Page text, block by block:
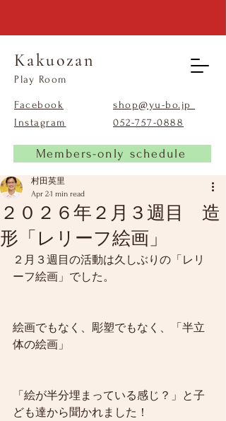
Kakuozan
​Play Room
Facebook
Instagram
shop@yu-bo.jp
​052-757-0888
Members-only schedule
２０２６年２月３週目 造
形「レリーフ絵画」
村田英里
Apr 21 min read
２月３週目の活動は久しぶりの「レリ
ーフ絵画」でした。
絵画でもなく、彫塑でもなく、「半立
体の絵画」
「絵が半分埋まっている感じ？」と子
ども達から聞かれました！